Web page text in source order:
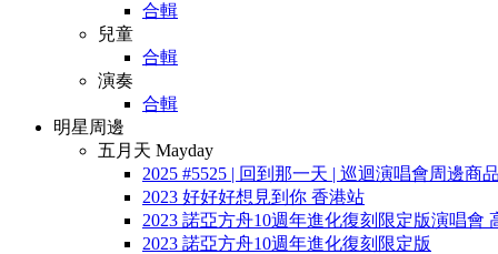
合輯
兒童
合輯
演奏
合輯
明星周邊
五月天 Mayday
2025 #5525 | 回到那一天 | 巡迴演唱會周邊商品
2023 好好好想見到你 香港站
2023 諾亞方舟10週年進化復刻限定版演唱會
2023 諾亞方舟10週年進化復刻限定版